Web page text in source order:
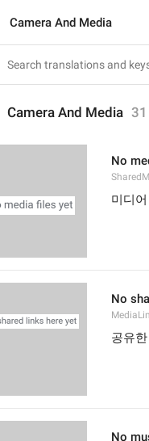
Camera And Media
Camera And Media 31
No
미디
No
공유
No